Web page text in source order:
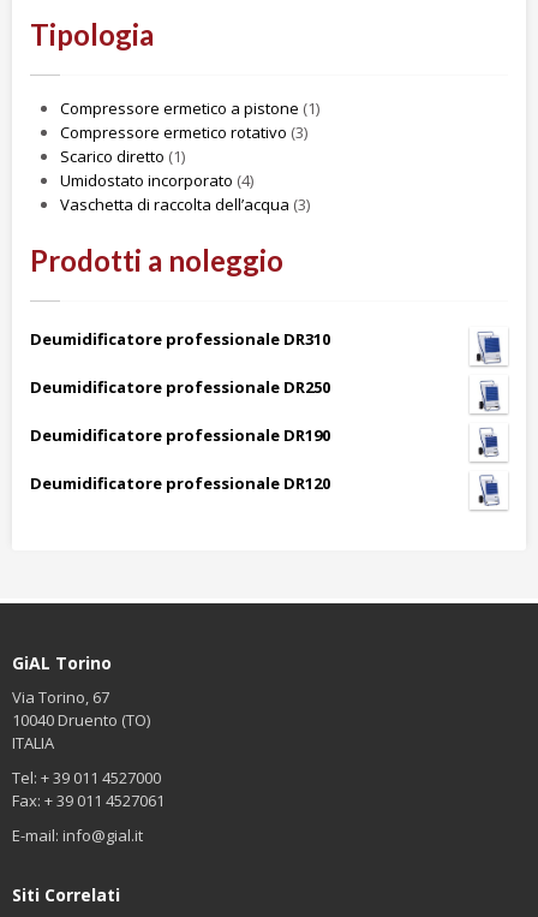
Tipologia
Compressore ermetico a pistone (1)
Compressore ermetico rotativo (3)
Scarico diretto (1)
Umidostato incorporato (4)
Vaschetta di raccolta dell’acqua (3)
Prodotti a noleggio
Deumidificatore professionale DR310
Deumidificatore professionale DR250
Deumidificatore professionale DR190
Deumidificatore professionale DR120
GiAL Torino
Via Torino, 67
10040 Druento (TO)
ITALIA
Tel: + 39 011 4527000
Fax: + 39 011 4527061
E-mail: info@gial.it
Siti Correlati